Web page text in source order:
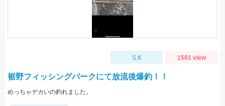
S.K 1501 view
裾野フィッシングパークにて放流後爆釣！！
めっちゃデカいの釣れました。